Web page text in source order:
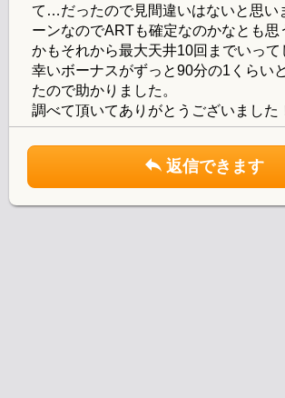
て…だったので見間違いはないと思い
ーンなのでARTも確定なのかなとも
かもそれから最大天井10回までいって
幸いボーナスがずっと90分の1くらい
たので助かりました。
調べて頂いてありがとうございました
返信できます